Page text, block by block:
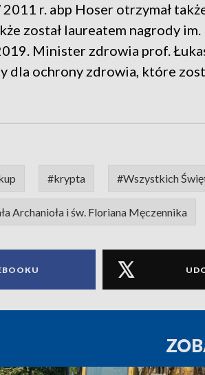
r. abp Hoser otrzymał
został laureatem nagrody im.
Minister zdrowia prof.
dla ochrony zdrowia, które
#krypta #Wszystkich
Archanioła i św. Floriana Męczennika